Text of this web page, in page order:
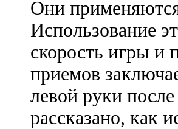
Они
Использование
скорость игры и
приемов
левой руки
рассказано, как